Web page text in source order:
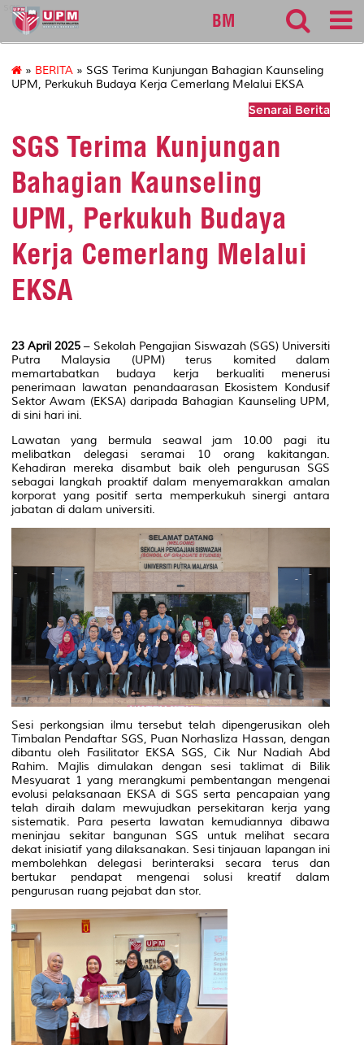
sgs
BM
» BERITA » SGS Terima Kunjungan Bahagian Kaunseling
UPM, Perkukuh Budaya Kerja Cemerlang Melalui EKSA
Senarai Berita
SGS Terima Kunjungan
Bahagian Kaunseling
UPM, Perkukuh Budaya
Kerja Cemerlang Melalui
EKSA
23 April 2025 – Sekolah Pengajian Siswazah (SGS) Universiti
Putra Malaysia (UPM) terus komited dalam
memartabatkan budaya kerja berkualiti menerusi
penerimaan lawatan penandaarasan Ekosistem Kondusif
Sektor Awam (EKSA) daripada Bahagian Kaunseling UPM,
di sini hari ini.
Lawatan yang bermula seawal jam 10.00 pagi itu
melibatkan delegasi seramai 10 orang kakitangan.
Kehadiran mereka disambut baik oleh pengurusan SGS
sebagai langkah proaktif dalam menyemarakkan amalan
korporat yang positif serta memperkukuh sinergi antara
jabatan di dalam universiti.
Sesi perkongsian ilmu tersebut telah dipengerusikan oleh
Timbalan Pendaftar SGS, Puan Norhasliza Hassan, dengan
dibantu oleh Fasilitator EKSA SGS, Cik Nur Nadiah Abd
Rahim. Majlis dimulakan dengan sesi taklimat di Bilik
Mesyuarat 1 yang merangkumi pembentangan mengenai
evolusi pelaksanaan EKSA di SGS serta pencapaian yang
telah diraih dalam mewujudkan persekitaran kerja yang
sistematik. Para peserta lawatan kemudiannya dibawa
meninjau sekitar bangunan SGS untuk melihat secara
dekat inisiatif yang dilaksanakan. Sesi tinjauan lapangan ini
membolehkan delegasi berinteraksi secara terus dan
bertukar pendapat mengenai solusi kreatif dalam
pengurusan ruang pejabat dan stor.